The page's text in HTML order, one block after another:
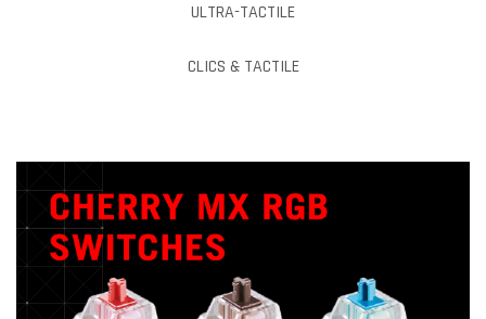
ULTRA-TACTILE
CLICS & TACTILE